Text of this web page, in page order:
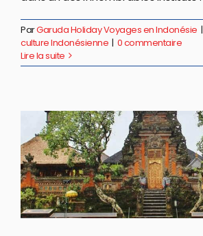
ParGaruda Holiday Voyages en Indonésie |
culture Indonésienne | 0 commentaire
Lire la suite